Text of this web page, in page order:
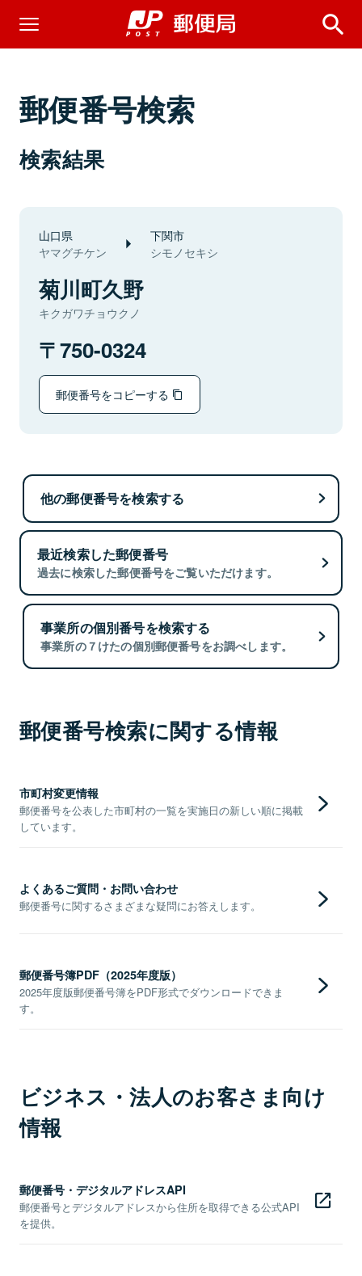
郵便番号検索
検索結果
山口県
ヤマグチケン
下関市
シモノセキシ
菊川町久野
キクガワチョウクノ
750-0324
郵便番号をコピーする
他の郵便番号を検索する
最近検索した郵便番号
過去に検索した郵便番号をご覧いただけます。
事業所の個別番号を検索する
事業所の７けたの個別郵便番号をお調べします。
郵便番号検索に関する情報
市町村変更情報
郵便番号を公表した市町村の一覧を実施日の新しい順に掲載
しています。
よくあるご質問・お問い合わせ
郵便番号に関するさまざまな疑問にお答えします。
郵便番号簿PDF（2025年度版）
2025年度版郵便番号簿をPDF形式でダウンロードできま
す。
ビジネス・法人のお客さま向け
情報
郵便番号・デジタルアドレスAPI
郵便番号とデジタルアドレスから住所を取得できる公式API
を提供。